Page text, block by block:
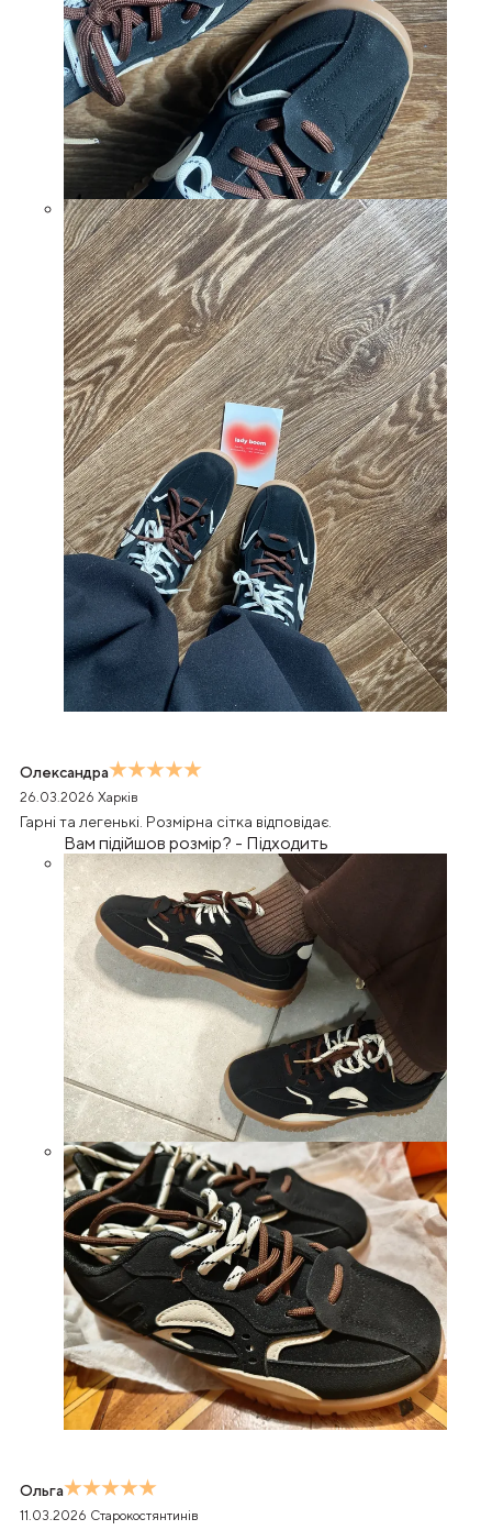
Олександра
26.03.2026 Харків
Гарні та легенькі. Розмірна сітка відповідає.
Вам підійшов розмір? - Підходить
Ольга
11.03.2026 Старокостянтинів